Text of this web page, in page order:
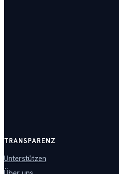
TRANSPARENZ
Unterstützen